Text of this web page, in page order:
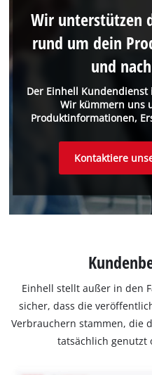
Der Einhell
Wir kümmern uns
Produktinformationen,
Wir unterstützen
rund um dein
und
Kontaktiere
Einhell stellt außer in den
sicher, dass die
Verbrauchern stammen, die
tatsächlich genutzt